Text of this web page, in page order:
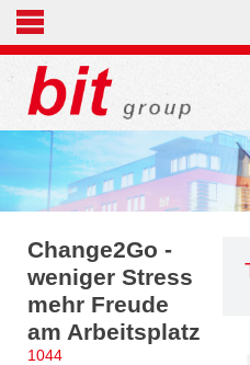
Change2Go -
weniger Stress
mehr Freude
am Arbeitsplatz
1044